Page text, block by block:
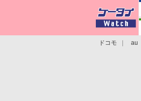
ドコモ au